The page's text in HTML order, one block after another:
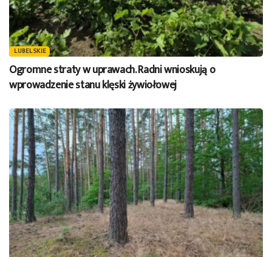
LUBELSKIE
Ogromne straty w uprawach. Radni wnioskują o
wprowadzenie stanu klęski żywiołowej